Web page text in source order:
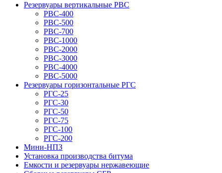
Резервуары вертикальные РВС
РВС-400
РВС-500
РВС-700
РВС-1000
РВС-2000
РВС-3000
РВС-4000
РВС-5000
Резервуары горизонтальные РГС
РГС-25
РГС-30
РГС-50
РГС-75
РГС-100
РГС-200
Мини-НПЗ
Установка производства битума
Емкости и резервуары нержавеющие